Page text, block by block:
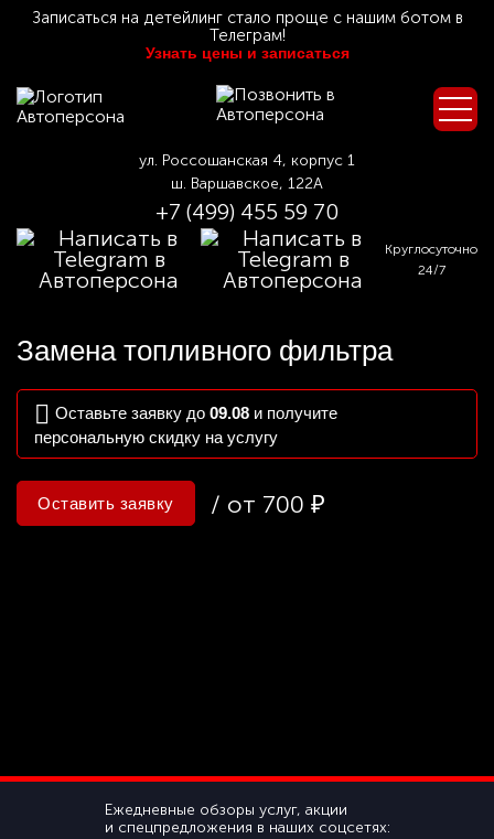
Записаться на детейлинг стало проще с нашим ботом в
Телеграм!
Узнать цены и записаться
ул. Россошанская 4, корпус 1
ш. Варшавское, 122А
+7 (499) 455 59 70
Круглосуточно
24/7
Замена топливного фильтра
Оставьте заявку до 09.08 и получите
персональную скидку на услугу
Оставить заявку / от 700 ₽
Ежедневные обзоры услуг, акции
и спецпредложения в наших соцсетях: